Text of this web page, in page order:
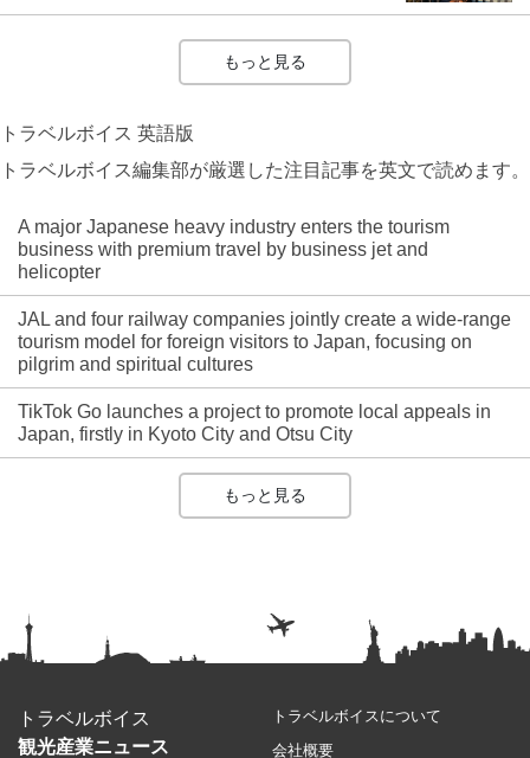
もっと見る
トラベルボイス 英語版
トラベルボイス編集部が厳選した注目記事を英文で読めます。
A major Japanese heavy industry enters the tourism
business with premium travel by business jet and
helicopter
JAL and four railway companies jointly create a wide-range
tourism model for foreign visitors to Japan, focusing on
pilgrim and spiritual cultures
TikTok Go launches a project to promote local appeals in
Japan, firstly in Kyoto City and Otsu City
もっと見る
トラベルボイス
観光産業ニュース
トラベルボイスについて
会社概要